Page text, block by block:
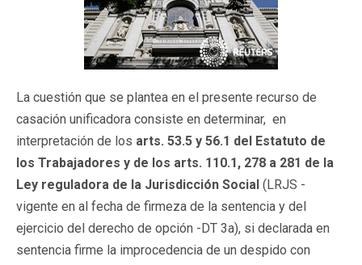
La cuestión que se plantea en el presente recurso de
casación unificadora consiste en determinar, en
interpretación de los arts. 53.5 y 56.1 del Estatuto de
los Trabajadores y de los arts. 110.1, 278 a 281 de la
Ley reguladora de la Jurisdicción Social (LRJS -
vigente en al fecha de firmeza de la sentencia y del
ejercicio del derecho de opción -DT 3a), si declarada en
sentencia firme la improcedencia de un despido con